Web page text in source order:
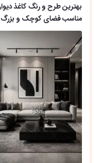
بهترین طرح و رنگ کاغذ
مناسب فضای کوچک و بزرگ